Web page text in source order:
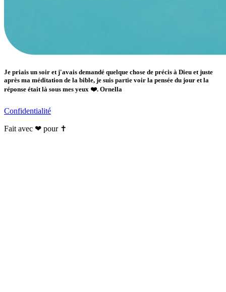
Je priais un soir et j'avais demandé quelque chose de précis à Dieu et juste
après ma méditation de la bible, je suis partie voir la pensée du jour et la
réponse était là sous mes yeux ❤️. Ornella
Confidentialité
Fait avec ❤ pour ✝️️